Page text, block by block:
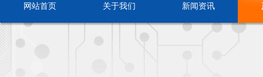
网站首页 关于我们 新闻资讯